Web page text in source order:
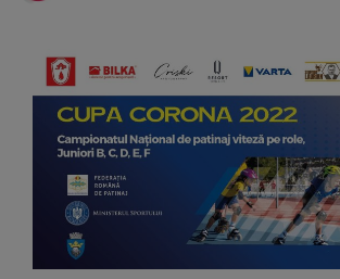
8 august 2026
medic specialist. Subiecte unice în toată țara,
aceeași oră și același barem